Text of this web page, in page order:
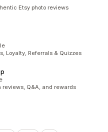
Etsy photo reviews
Loyalty, Referrals & Quizzes
Q&A, and rewards